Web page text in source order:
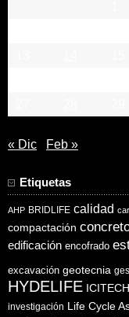
« Dic Feb »
Etiquetas
AHP BRIDLIFE calidad
compactación
edificación encofrado
excavación geotecnia
HYDELIFE ICITECH
investigación Life Cycle